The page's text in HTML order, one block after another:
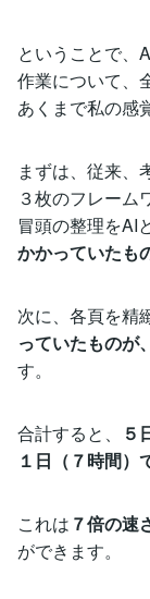
ということで、
作業について、
あくまで私の感
まずは、従来、
３枚のフレーム
冒頭の整理をAI
かかっていたも
次に、各頁を精
っていたものが
す。
合計すると、
５
１日（７時間）
これは ７倍の速
ができます。